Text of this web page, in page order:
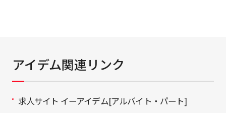
アイデム関連リンク
求人サイト イーアイデム[アルバイト・パート]